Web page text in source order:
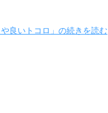
良いトコロ」の続きを読む